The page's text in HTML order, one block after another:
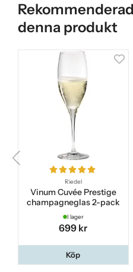
denna produkt
Riedel
Vinum Cuvée Prestige
champagneglas 2-pack
I lager
699 kr
Köp